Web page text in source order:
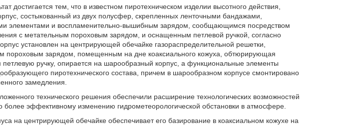
достигается тем, что в известном пиротехническом изделии высотного действия,
состыкованный из двух полусфер, скрепленных ленточными бандажами,
элементами и воспламенительно-вышибным зарядом, сообщающимся посредством
с метательным пороховым зарядом, и оснащенным петлевой ручкой, согласно
установлен на центрирующей обечайке газораспределительной решетки,
пороховым зарядом, помещенным на дне коаксиального кожуха, обтюрирующая
петлевую ручку, опирается на шарообразный корпус, а функциональные элементы
пиротехнического состава, причем в шарообразном корпусе смонтировано
замедления.
технического решения обеспечили расширение технологических возможностей
более эффективному изменению гидрометеорологической обстановки в атмосфере.
на центрирующей обечайке обеспечивает его базирование в коаксиальном кожухе на